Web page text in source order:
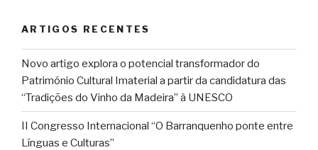
ARTIGOS RECENTES
Novo artigo explora o potencial transformador do
Património Cultural Imaterial a partir da candidatura das
“Tradições do Vinho da Madeira” à UNESCO
II Congresso Internacional “O Barranquenho ponte entre
Línguas e Culturas”